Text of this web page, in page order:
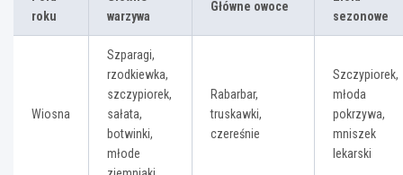
roku
warzywa
Główne owoce
sezonowe
Wiosna
Szparagi,
rzodkiewka,
szczypiorek,
sałata,
botwinki,
młode
Rabarbar,
truskawki,
czereśnie
Szczypiorek,
młoda
pokrzywa,
mniszek
lekarski